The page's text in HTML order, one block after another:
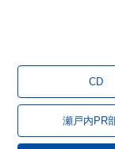
CD
瀬戸内PR